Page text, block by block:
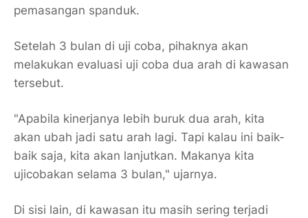
pemasangan spanduk.
Setelah 3 bulan di uji coba, pihaknya akan
melakukan evaluasi uji coba dua arah di kawasan
tersebut.
"Apabila kinerjanya lebih buruk dua arah, kita
akan ubah jadi satu arah lagi. Tapi kalau ini baik-
baik saja, kita akan lanjutkan. Makanya kita
ujicobakan selama 3 bulan," ujarnya.
Di sisi lain, di kawasan itu masih sering terjadi